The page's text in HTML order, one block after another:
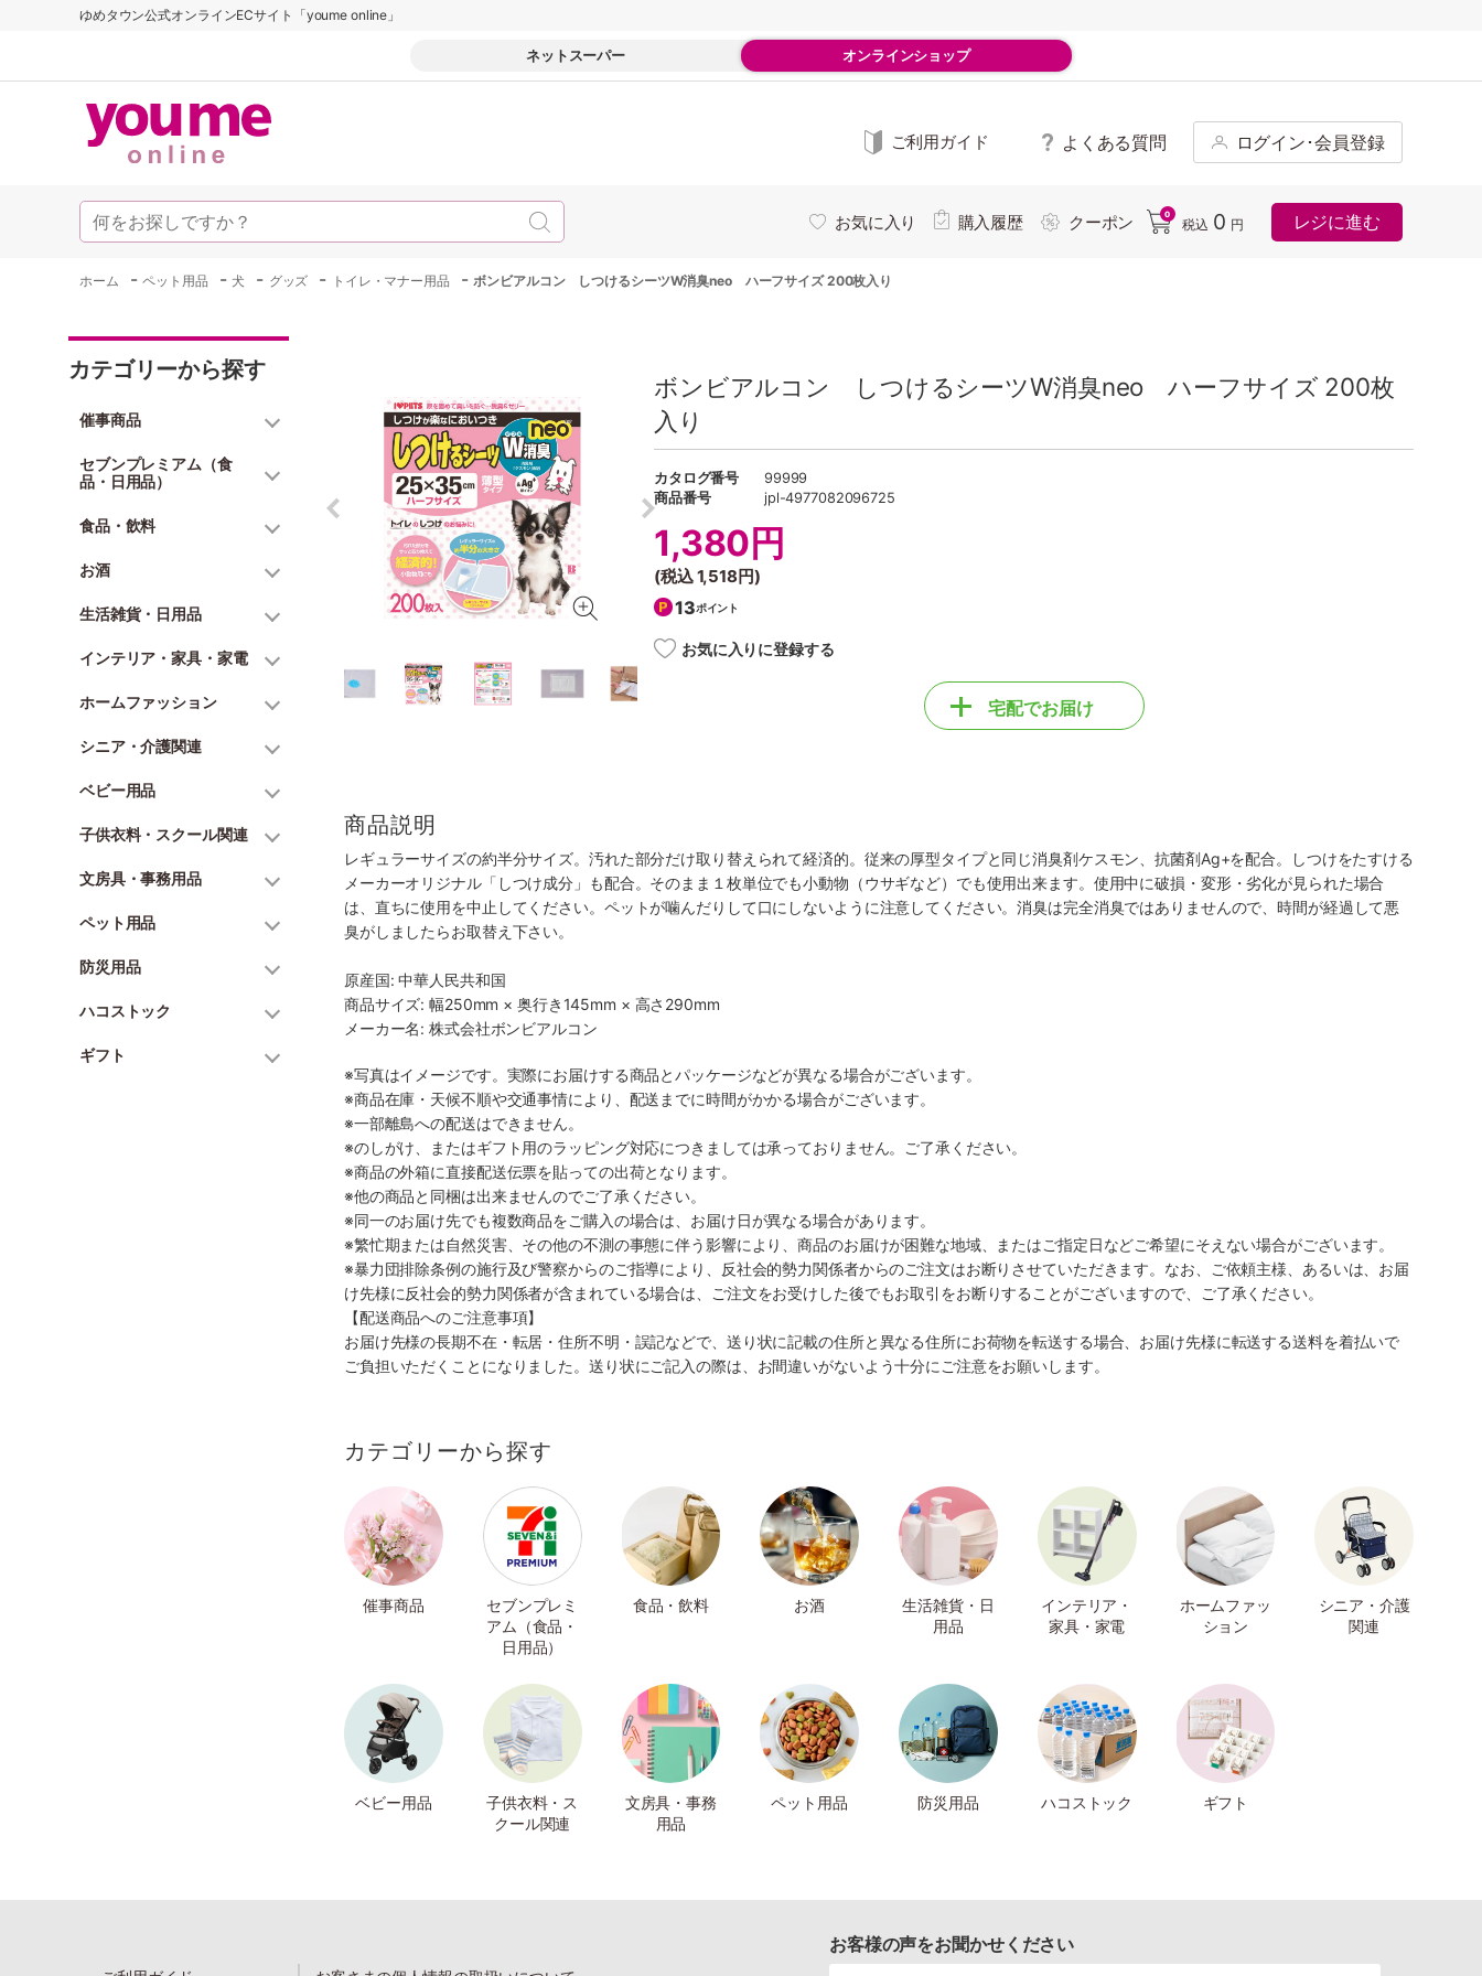
ゆめタウン公式オンラインECサイト「youme online」
ネットスーパー オンラインショップ
ご利用ガイド よくある質問 ログイン･会員登録
お気に入り 購入履歴 クーポン 0
税込 0 円 レジに進む
ホーム -ペット用品 -犬 - グッズ - トイレ・マナー用品 -ボンビアルコン しつけるシーツW消臭neo ハーフサイズ 200枚入り
カテゴリーから探す
催事商品
セブンプレミアム（食
品・日用品）
食品・飲料
お酒
生活雑貨・日用品
インテリア・家具・家電
ホームファッション
シニア・介護関連
ベビー用品
子供衣料・スクール関連
文房具・事務用品
ペット用品
防災用品
ハコストック
ギフト
ボンビアルコン しつけるシーツW消臭neo ハーフサイズ 200枚
入り
カタログ番号
99999
商品番号
jpl-4977082096725
1,380円
(税込1,518円)
13ポイント
お気に入りに登録する
宅配でお届け
商品説明
レギュラーサイズの約半分サイズ。汚れた部分だけ取り替えられて経済的。従来の厚型タイプと同じ消臭剤ケスモン、抗菌剤Ag+を配合。しつけをたすける
メーカーオリジナル「しつけ成分」も配合。そのまま１枚単位でも小動物（ウサギなど）でも使用出来ます。使用中に破損・変形・劣化が見られた場合
は、直ちに使用を中止してください。ペットが噛んだりして口にしないように注意してください。消臭は完全消臭ではありませんので、時間が経過して悪
臭がしましたらお取替え下さい。
原産国: 中華人民共和国
商品サイズ: 幅250mm × 奥行き145mm × 高さ290mm
メーカー名: 株式会社ボンビアルコン
※写真はイメージです。実際にお届けする商品とパッケージなどが異なる場合がございます。
※商品在庫・天候不順や交通事情により、配送までに時間がかかる場合がございます。
※一部離島への配送はできません。
※のしがけ、またはギフト用のラッピング対応につきましては承っておりません。ご了承ください。
※商品の外箱に直接配送伝票を貼っての出荷となります。
※他の商品と同梱は出来ませんのでご了承ください。
※同一のお届け先でも複数商品をご購入の場合は、お届け日が異なる場合があります。
※繁忙期または自然災害、その他の不測の事態に伴う影響により、商品のお届けが困難な地域、またはご指定日などご希望にそえない場合がございます。
※暴力団排除条例の施行及び警察からのご指導により、反社会的勢力関係者からのご注文はお断りさせていただきます。なお、ご依頼主様、あるいは、お届
け先様に反社会的勢力関係者が含まれている場合は、ご注文をお受けした後でもお取引をお断りすることがございますので、ご了承ください。
【配送商品へのご注意事項】
お届け先様の長期不在・転居・住所不明・誤記などで、送り状に記載の住所と異なる住所にお荷物を転送する場合、お届け先様に転送する送料を着払いで
ご負担いただくことになりました。送り状にご記入の際は、お間違いがないよう十分にご注意をお願いします。
カテゴリーから探す
催事商品
セブンプレミ
アム（食品・
日用品）
食品・飲料 お酒
生活雑貨・日
用品
インテリア・
家具・家電
ホームファッ
ション
シニア・介護
関連
ベビー用品
子供衣料・ス
クール関連
文房具・事務
用品
ペット用品 防災用品 ハコストック ギフト
お客様の声をお聞かせください